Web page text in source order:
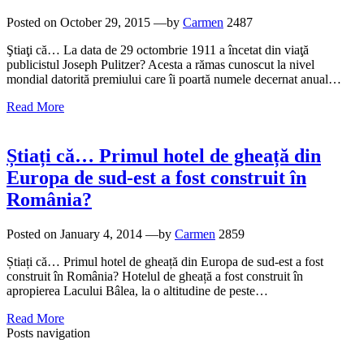
Posted on October 29, 2015 —by Carmen 2487
Ştiaţi că… La data de 29 octombrie 1911 a încetat din viaţă
publicistul Joseph Pulitzer? Acesta a rămas cunoscut la nivel
mondial datorită premiului care îi poartă numele decernat anual…
Read More
Știați că… Primul hotel de gheață din
Europa de sud-est a fost construit în
România?
Posted on January 4, 2014 —by Carmen 2859
Știați că… Primul hotel de gheață din Europa de sud-est a fost
construit în România? Hotelul de gheață a fost construit în
apropierea Lacului Bâlea, la o altitudine de peste…
Read More
Posts navigation